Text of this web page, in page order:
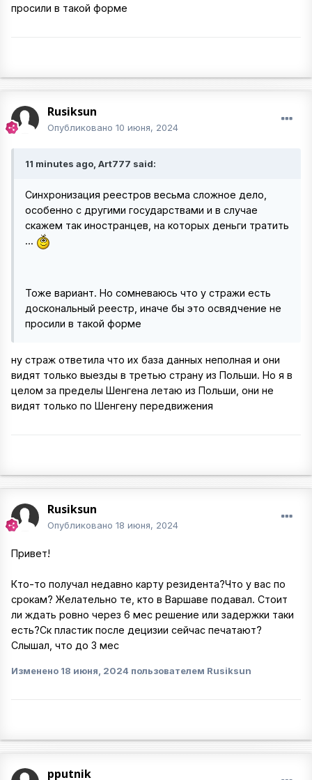
просили в такой форме
Rusiksun
Опубликовано 10 июня, 2024
11 minutes ago, Art777 said:
Синхронизация реестров весьма сложное дело,
особенно с другими государствами и в случае
скажем так иностранцев, на которых деньги тратить
...
Тоже вариант. Но сомневаюсь что у стражи есть
доскональный реестр, иначе бы это освядчение не
просили в такой форме
ну страж ответила что их база данных неполная и они
видят только выезды в третью страну из Польши. Но я в
целом за пределы Шенгена летаю из Польши, они не
видят только по Шенгену передвижения
Rusiksun
Опубликовано 18 июня, 2024
Привет!
Кто-то получал недавно карту резидента?Что у вас по
срокам? Желательно те, кто в Варшаве подавал. Стоит
ли ждать ровно через 6 мес решение или задержки таки
есть?Ск пластик после децизии сейчас печатают?
Слышал, что до 3 мес
Изменено 18 июня, 2024 пользователем Rusiksun
pputnik